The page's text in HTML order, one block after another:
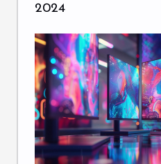
2024